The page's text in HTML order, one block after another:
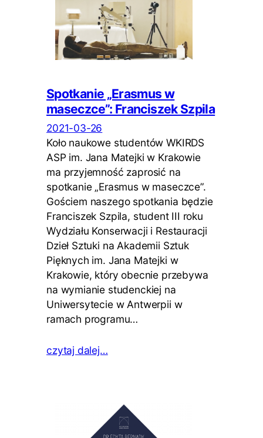
Spotkanie „Erasmus w
maseczce”: Franciszek Szpila
2021-03-26
Koło naukowe studentów WKIRDS
ASP im. Jana Matejki w Krakowie
ma przyjemność zaprosić na
spotkanie „Erasmus w maseczce”.
Gościem naszego spotkania będzie
Franciszek Szpila, student III roku
Wydziału Konserwacji i Restauracji
Dzieł Sztuki na Akademii Sztuk
Pięknych im. Jana Matejki w
Krakowie, który obecnie przebywa
na wymianie studenckiej na
Uniwersytecie w Antwerpii w
ramach programu…
czytaj dalej…